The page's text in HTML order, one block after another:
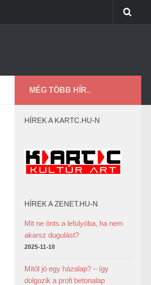
MÉG TÖBB HÍR..
HÍREK A KARTC.HU-N
HÍREK A ZENET.HU-N
Mit ne önts a lefolyóba, ha nem
akarsz dugulást?
2025-11-10
Mitől jó egy házalap? – így
dolgozik a profi betonalap